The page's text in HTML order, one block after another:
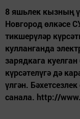
8 яшьлек кызның
Новгород өлкәсе
тикшерүләр
кулланганда
зарядкага
күрсәтелүгә дә
үлгән.
санала. http://